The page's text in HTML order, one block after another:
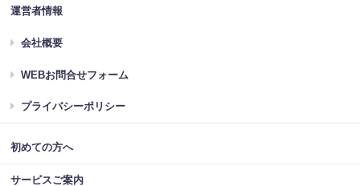
運営者情報
会社概要
WEBお問合せフォーム
プライバシーポリシー
初めての方へ
サービスご案内